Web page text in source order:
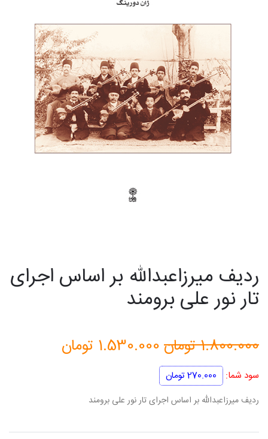
ردیف میرزاعبدالله بر اساس اجرای
تار نور علی برومند
1.800.000تومانقیمت
اصلی
1.800.000 تومان
1.530.000 تومان
سود شما: 270.000تومان
ردیف میرزاعبدالله بر اساس اجرای تار نور علی برومند